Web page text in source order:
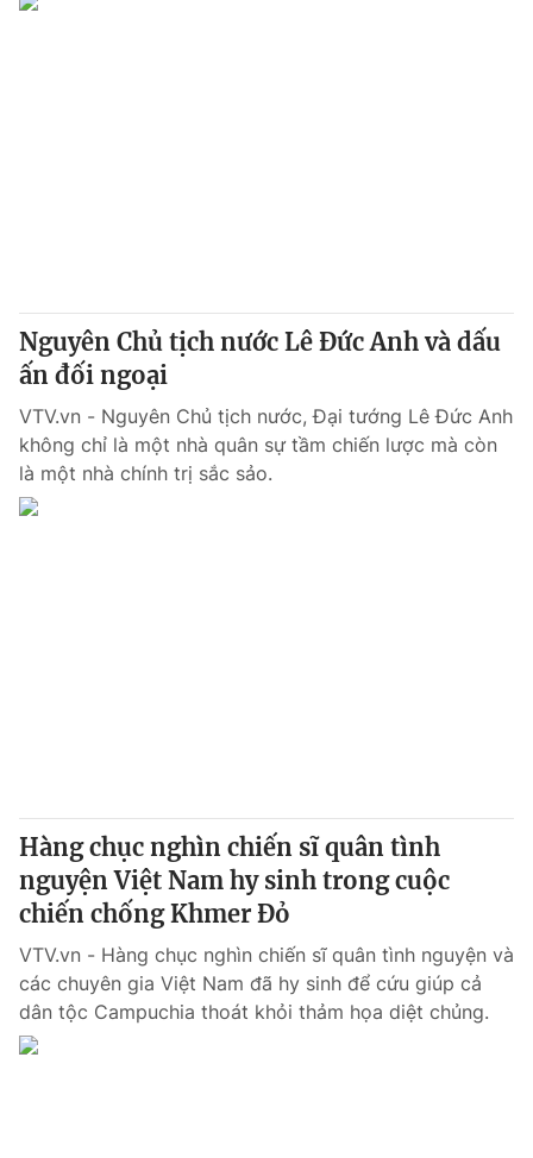
Nguyên Chủ tịch nước Lê Đức Anh và dấu
ấn đối ngoại
VTV.vn - Nguyên Chủ tịch nước, Đại tướng Lê Đức Anh
không chỉ là một nhà quân sự tầm chiến lược mà còn
là một nhà chính trị sắc sảo.
Hàng chục nghìn chiến sĩ quân tình
nguyện Việt Nam hy sinh trong cuộc
chiến chống Khmer Đỏ
VTV.vn - Hàng chục nghìn chiến sĩ quân tình nguyện và
các chuyên gia Việt Nam đã hy sinh để cứu giúp cả
dân tộc Campuchia thoát khỏi thảm họa diệt chủng.